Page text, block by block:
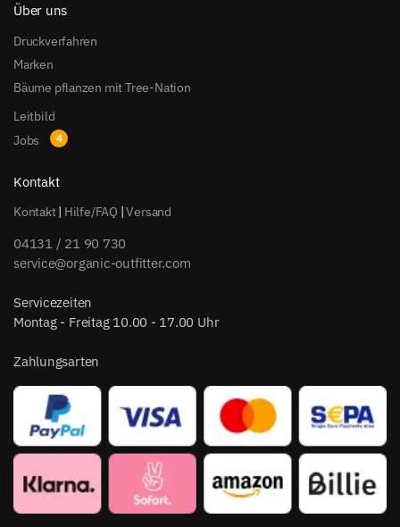
Über uns
Druckverfahren
Marken
Bäume pflanzen mit Tree-Nation
Leitbild
Jobs
Kontakt
Kontakt| Hilfe/FAQ |Versand
04131 / 21 90 730
service@organic-outfitter.com
Servicezeiten
Montag - Freitag 10.00 - 17.00 Uhr
Zahlungsarten